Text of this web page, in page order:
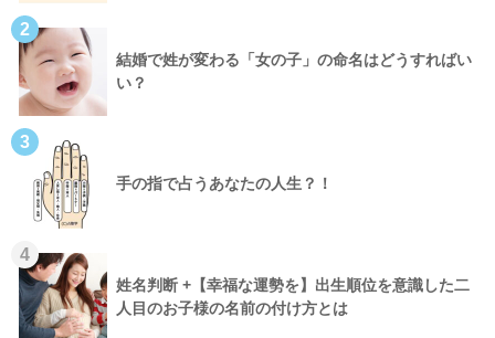
2
結婚で姓が変わる「女の子」の命名はどうすればい
い？
3
手の指で占うあなたの人生？！
4
姓名判断 +【幸福な運勢を】出生順位を意識した二
人目のお子様の名前の付け方とは